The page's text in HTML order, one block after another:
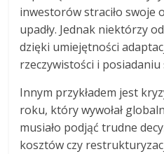
inwestorów straciło swoje
upadły. Jednak niektórzy
dzięki umiejętności
rzeczywistości i
Innym przykładem jest
roku, który wywołał
musiało podjąć trudne
kosztów czy